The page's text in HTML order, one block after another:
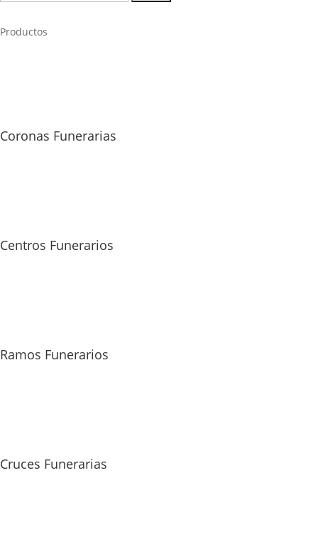
Productos
Coronas Funerarias
Centros Funerarios
Ramos Funerarios
Cruces Funerarias